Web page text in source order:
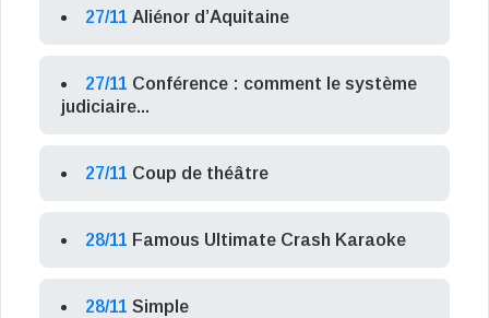
27/11 Aliénor d’Aquitaine
27/11 Conférence : comment le système
judiciaire...
27/11 Coup de théâtre
28/11 Famous Ultimate Crash Karaoke
28/11 Simple